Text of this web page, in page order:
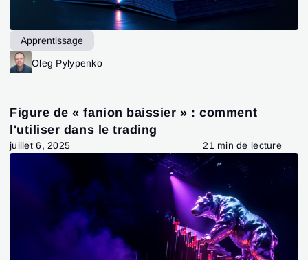
Apprentissage
Oleg Pylypenko
Figure de « fanion baissier » : comment
l'utiliser dans le trading
juillet 6, 2025 21 min de lecture